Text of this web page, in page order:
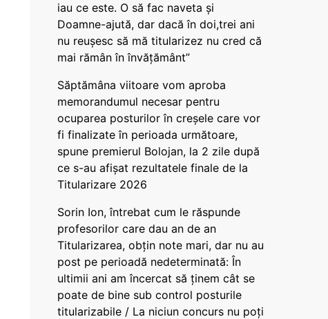
iau ce este. O să fac naveta și
Doamne-ajută, dar dacă în doi,trei ani
nu reușesc să mă titularizez nu cred că
mai rămân în învățământ”
Săptămâna viitoare vom aproba
memorandumul necesar pentru
ocuparea posturilor în creșele care vor
fi finalizate în perioada următoare,
spune premierul Bolojan, la 2 zile după
ce s-au afișat rezultatele finale de la
Titularizare 2026
Sorin Ion, întrebat cum le răspunde
profesorilor care dau an de an
Titularizarea, obțin note mari, dar nu au
post pe perioadă nedeterminată: În
ultimii ani am încercat să ținem cât se
poate de bine sub control posturile
titularizabile / La niciun concurs nu poți